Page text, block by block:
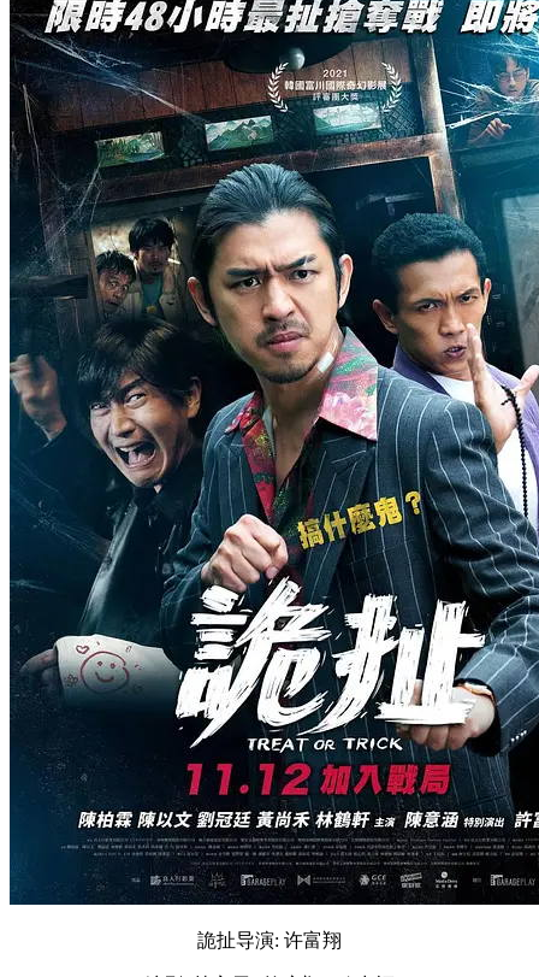
詭扯导演: 许富翔